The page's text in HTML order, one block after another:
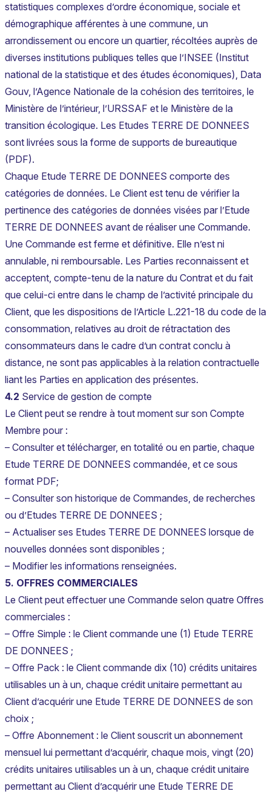
statistiques complexes d’ordre économique, sociale et
démographique afférentes à une commune, un
arrondissement ou encore un quartier, récoltées auprès de
diverses institutions publiques telles que l’INSEE (Institut
national de la statistique et des études économiques), Data
Gouv, l’Agence Nationale de la cohésion des territoires, le
Ministère de l’intérieur, l’URSSAF et le Ministère de la
transition écologique. Les Etudes TERRE DE DONNEES
sont livrées sous la forme de supports de bureautique
(PDF).
Chaque Etude TERRE DE DONNEES comporte des
catégories de données. Le Client est tenu de vérifier la
pertinence des catégories de données visées par l’Etude
TERRE DE DONNEES avant de réaliser une Commande.
Une Commande est ferme et définitive. Elle n’est ni
annulable, ni remboursable. Les Parties reconnaissent et
acceptent, compte-tenu de la nature du Contrat et du fait
que celui-ci entre dans le champ de l’activité principale du
Client, que les dispositions de l’Article L.221-18 du code de la
consommation, relatives au droit de rétractation des
consommateurs dans le cadre d’un contrat conclu à
distance, ne sont pas applicables à la relation contractuelle
liant les Parties en application des présentes.
4.2 Service de gestion de compte
Le Client peut se rendre à tout moment sur son Compte
Membre pour :
– Consulter et télécharger, en totalité ou en partie, chaque
Etude TERRE DE DONNEES commandée, et ce sous
format PDF;
– Consulter son historique de Commandes, de recherches
ou d’Etudes TERRE DE DONNEES ;
– Actualiser ses Etudes TERRE DE DONNEES lorsque de
nouvelles données sont disponibles ;
– Modifier les informations renseignées.
5. OFFRES COMMERCIALES
Le Client peut effectuer une Commande selon quatre Offres
commerciales :
– Offre Simple : le Client commande une (1) Etude TERRE
DE DONNEES ;
– Offre Pack : le Client commande dix (10) crédits unitaires
utilisables un à un, chaque crédit unitaire permettant au
Client d’acquérir une Etude TERRE DE DONNEES de son
choix ;
– Offre Abonnement : le Client souscrit un abonnement
mensuel lui permettant d’acquérir, chaque mois, vingt (20)
crédits unitaires utilisables un à un, chaque crédit unitaire
permettant au Client d’acquérir une Etude TERRE DE